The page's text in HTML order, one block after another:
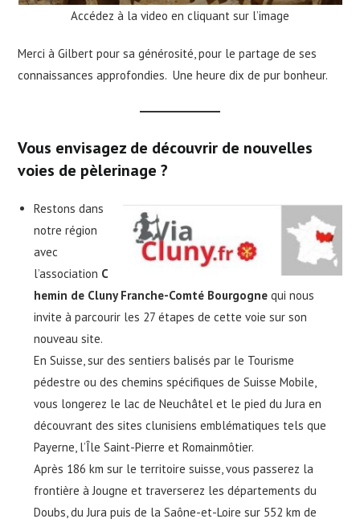
Accédez à la video en cliquant sur l’image
Merci à Gilbert pour sa générosité, pour le partage de ses
connaissances approfondies. Une heure dix de pur bonheur.
Vous envisagez de découvrir de nouvelles
voies de pèlerinage ?
Restons dans
notre région
avec
l’association C
hemin de Cluny Franche-Comté Bourgogne qui nous
invite à parcourir les 27 étapes de cette voie sur son
nouveau site.
En Suisse, sur des sentiers balisés par le Tourisme
pédestre ou des chemins spécifiques de Suisse Mobile,
vous longerez le lac de Neuchâtel et le pied du Jura en
découvrant des sites clunisiens emblématiques tels que
Payerne, l’Île Saint-Pierre et Romainmôtier.
Après 186 km sur le territoire suisse, vous passerez la
frontière à Jougne et traverserez les départements du
Doubs, du Jura puis de la Saône-et-Loire sur 552 km de